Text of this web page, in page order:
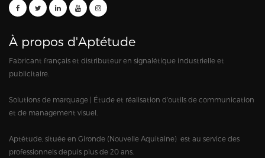
À propos d'Aptétude
Fabricant français et distributeur en signalétique industrielle et
publicitaire.
Solutions de marquage | Étude et réalisation d'outils de communication
et de management visuel.
Aptétude, située en Gironde (Nouvelle Aquitaine) est au service des
professionnels depuis plus de 20 ans.